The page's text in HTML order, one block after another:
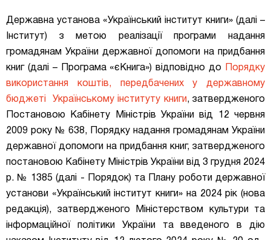
Державна установа «Український інститут книги» (далі –
Інститут) з метою реалізації програми надання
громадянам України державної допомоги на придбання
книг (далі – Програма «єКнига») відповідно до
Порядку
використання коштів, передбачених у державному
бюджеті Українському інституту книги, затвердженого
Постановою Кабінету Міністрів України від 12 червня
2009 року № 638, Порядку надання громадянам України
державної допомоги на придбання книг, затвердженого
постановою Кабінету Міністрів України від 3 грудня 2024
р. № 1385 (далі - Порядок) та Плану роботи державної
установи «Український інститут книги» на 2024 рік (нова
редакція), затвердженого Міністерством культури та
інформаційної політики України та введеного в дію